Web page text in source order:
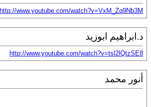
http://www.youtube.com/watch?v=VxM_Zq9Nb3M
د.ابراهيم ابوزيد
http://www.youtube.com/watch?v=tsl2lQtzSE8
أنور محمد